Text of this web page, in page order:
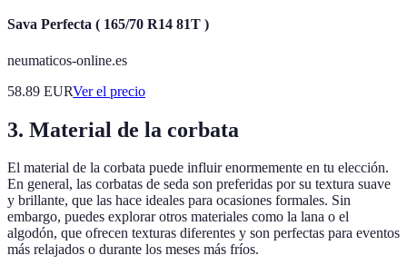
Sava Perfecta ( 165/70 R14 81T )
neumaticos-online.es
58.89 EURVer el precio
3. Material de la corbata
El material de la corbata puede influir enormemente en tu elección.
En general, las corbatas de seda son preferidas por su textura suave
y brillante, que las hace ideales para ocasiones formales. Sin
embargo, puedes explorar otros materiales como la lana o el
algodón, que ofrecen texturas diferentes y son perfectas para eventos
más relajados o durante los meses más fríos.